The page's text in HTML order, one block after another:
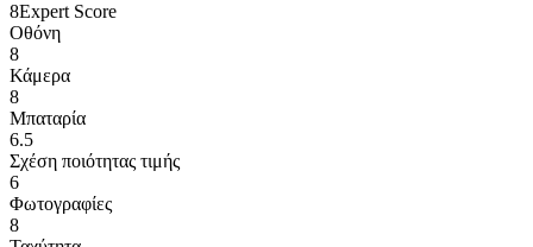
8Expert Score
Οθόνη
8
Κάμερα
8
Μπαταρία
6.5
Σχέση ποιότητας τιμής
6
Φωτογραφίες
8